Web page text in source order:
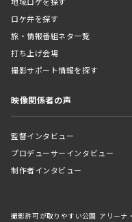
ロケ弁を探す
旅・情報番組ネタ一覧
打ち上げ会場
撮影サポート情報を探す
映像関係者の声
監督インタビュー
プロデューサーインタビュー
制作者インタビュー
撮影許可が取りやすい公園 アリーナ